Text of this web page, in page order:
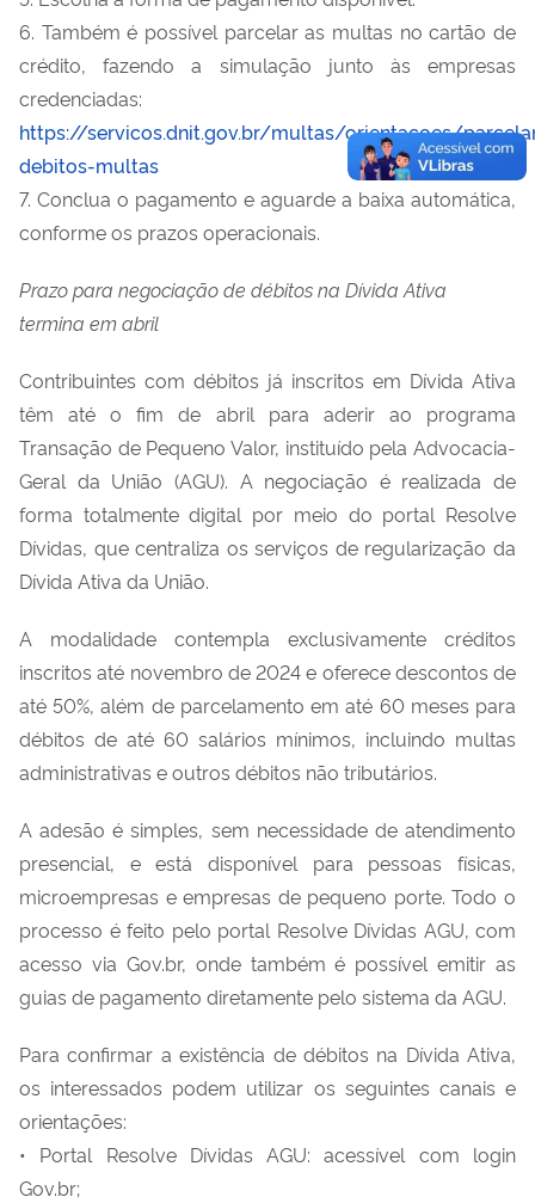
6. Também é possível parcelar as multas no cartão de
crédito, fazendo a simulação junto às empresas
credenciadas:
https://servicos.dnit.gov.br/multas/orientacoes/
debitos-multas
7. Conclua o pagamento e aguarde a baixa automática,
conforme os prazos operacionais.
Prazo para negociação de débitos na Dívida Ativa
termina em abril
Contribuintes com débitos já inscritos em Dívida Ativa
têm até o fim de abril para aderir ao programa
Transação de Pequeno Valor, instituído pela Advocacia-
Geral da União (AGU). A negociação é realizada de
forma totalmente digital por meio do portal Resolve
Dívidas, que centraliza os serviços de regularização da
Dívida Ativa da União.
A modalidade contempla exclusivamente créditos
inscritos até novembro de 2024 e oferece descontos de
até 50%, além de parcelamento em até 60 meses para
débitos de até 60 salários mínimos, incluindo multas
administrativas e outros débitos não tributários.
A adesão é simples, sem necessidade de atendimento
presencial, e está disponível para pessoas físicas,
microempresas e empresas de pequeno porte. Todo o
processo é feito pelo portal Resolve Dívidas AGU, com
acesso via Gov.br, onde também é possível emitir as
guias de pagamento diretamente pelo sistema da AGU.
Para confirmar a existência de débitos na Dívida Ativa,
os interessados podem utilizar os seguintes canais e
orientações:
• Portal Resolve Dívidas AGU: acessível com login
Gov.br;